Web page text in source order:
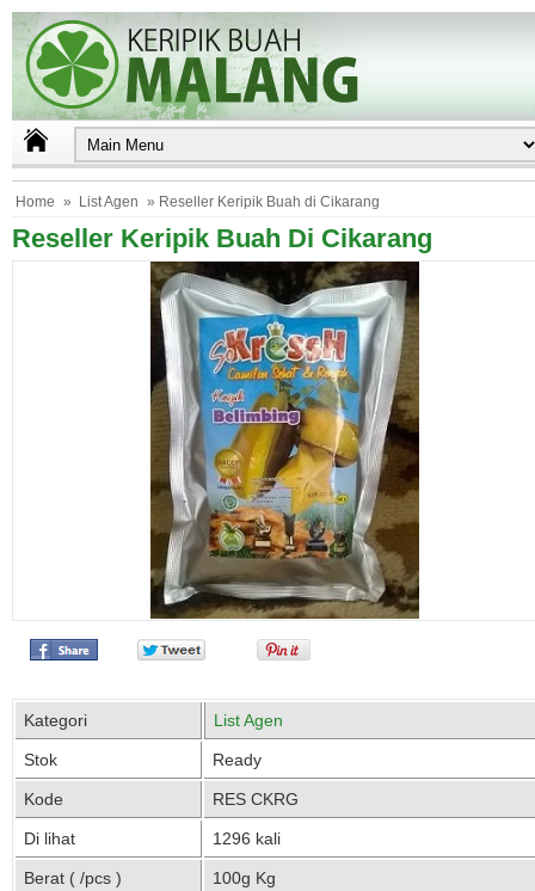
Home » List Agen » Reseller Keripik Buah di Cikarang
Reseller Keripik Buah Di Cikarang
Kategori List Agen
Stok Ready
Kode RES CKRG
Di lihat 1296 kali
Berat ( /pcs ) 100g Kg